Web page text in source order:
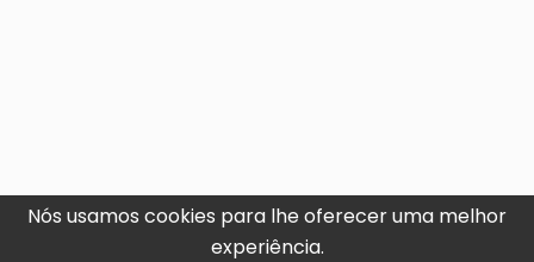
Nós usamos cookies para lhe oferecer uma melhor
experiência.